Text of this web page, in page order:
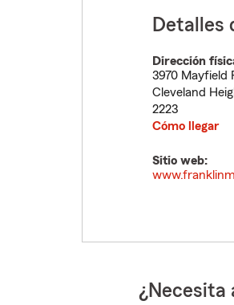
Detalles
Dirección
3970 Mayfield
Cleveland
2223
Cómo llegar
Sitio web:
¿Necesita